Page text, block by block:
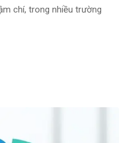
chí, trong nhiều trường